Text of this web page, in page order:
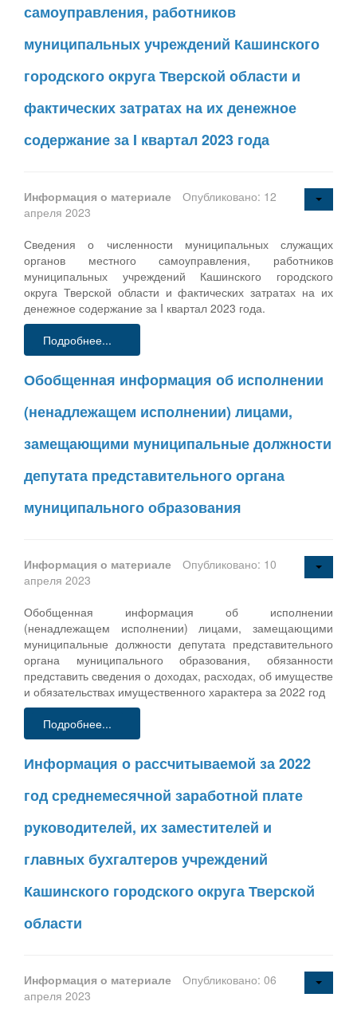
самоуправления, работников
муниципальных учреждений Кашинского
городского округа Тверской области и
фактических затратах на их денежное
содержание за I квартал 2023 года
Информация о материале
Опубликовано: 12
апреля 2023
Сведения о численности муниципальных служащих
органов местного самоуправления, работников
муниципальных учреждений Кашинского городского
округа Тверской области и фактических затратах на их
денежное содержание за I квартал 2023 года.
Подробнее...
Обобщенная информация об исполнении
(ненадлежащем исполнении) лицами,
замещающими муниципальные должности
депутата представительного органа
муниципального образования
Информация о материале
Опубликовано: 10
апреля 2023
Обобщенная информация об исполнении
(ненадлежащем исполнении) лицами, замещающими
муниципальные должности депутата представительного
органа муниципального образования, обязанности
представить сведения о доходах, расходах, об имуществе
и обязательствах имущественного характера за 2022 год
Подробнее...
Информация о рассчитываемой за 2022
год среднемесячной заработной плате
руководителей, их заместителей и
главных бухгалтеров учреждений
Кашинского городского округа Тверской
области
Информация о материале
Опубликовано: 06
апреля 2023